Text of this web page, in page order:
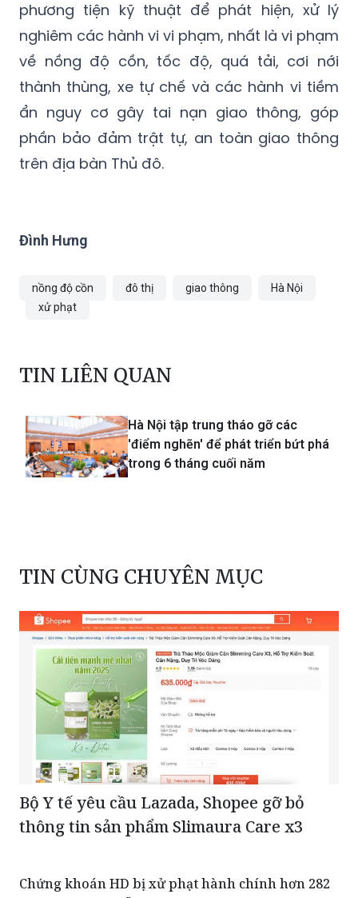
chức tuần tra, kiểm soát khép kín địa bàn; sử
dụng đồng bộ các biện pháp nghiệp vụ,
phương tiện kỹ thuật để phát hiện, xử lý
nghiêm các hành vi vi phạm, nhất là vi phạm
về nồng độ cồn, tốc độ, quá tải, cơi nới
thành thùng, xe tự chế và các hành vi tiềm
ẩn nguy cơ gây tai nạn giao thông, góp
Đình Hưng
TIN LIÊN QUAN
TIN CÙNG CHUYÊN MỤC
thông tin sản phẩm Slimaura Care x3